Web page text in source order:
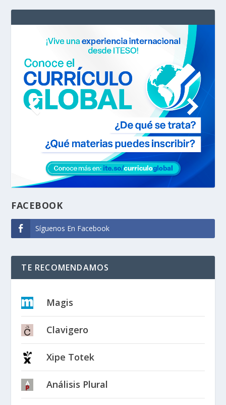
FACEBOOK
Síguenos En Facebook
TE RECOMENDAMOS
Magis
Clavigero
Xipe Totek
Análisis Plural